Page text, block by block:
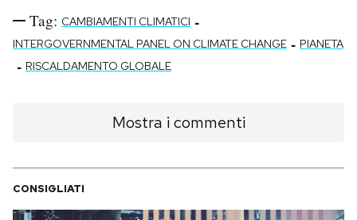
Tag: CAMBIAMENTI CLIMATICI -
INTERGOVERNMENTAL PANEL ON CLIMATE CHANGE - PIANETA
- RISCALDAMENTO GLOBALE
Mostra i commenti
CONSIGLIATI